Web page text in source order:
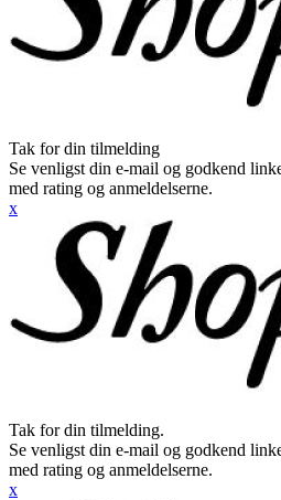
Tak for din tilmelding
Se venligst din e-mail og godkend
med rating og anmeldelserne.
x
Tak for din tilmelding.
Se venligst din e-mail og godkend
med rating og anmeldelserne.
x